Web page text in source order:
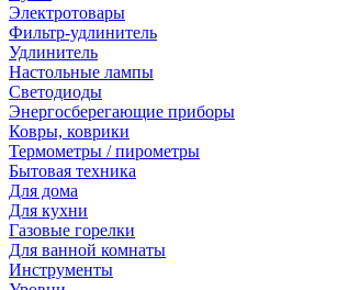
Электротовары
Фильтр-удлинитель
Удлинитель
Настольные лампы
Светодиоды
Энергосберегающие приборы
Ковры, коврики
Термометры / пирометры
Бытовая техника
Для дома
Для кухни
Газовые горелки
Для ванной комнаты
Инструменты